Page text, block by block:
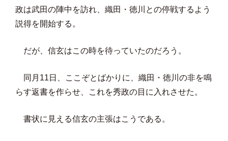
政は武田の陣中を訪れ、織田・徳川との停戦するよう
説得を開始する。
だが、信玄はこの時を待っていたのだろう。
同月11日、ここぞとばかりに、織田・徳川の非を鳴
らす返書を作らせ、これを秀政の目に入れさせた。
書状に見える信玄の主張はこうである。